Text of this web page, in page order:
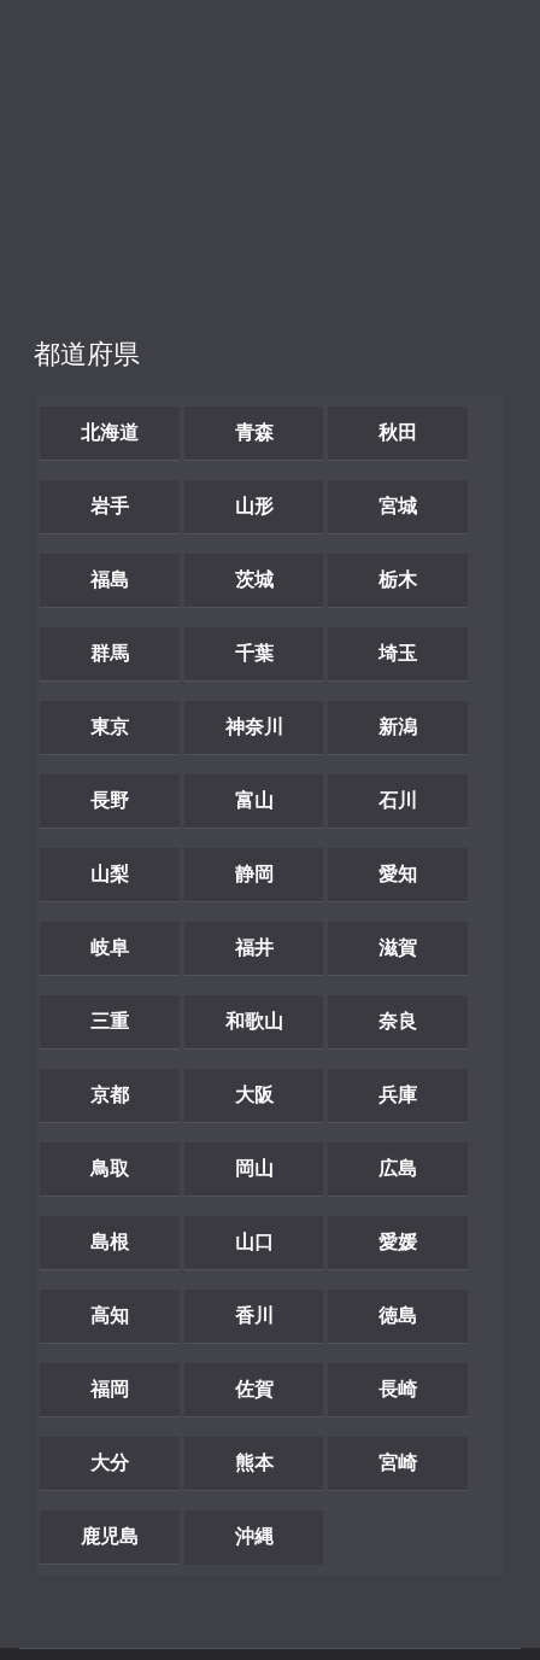
都道府県
北海道 青森 秋田
岩手 山形 宮城
福島 茨城 栃木
群馬 千葉 埼玉
東京 神奈川 新潟
長野 富山 石川
山梨 静岡 愛知
岐阜 福井 滋賀
三重 和歌山 奈良
京都 大阪 兵庫
鳥取 岡山 広島
島根 山口 愛媛
高知 香川 徳島
福岡 佐賀 長崎
大分 熊本 宮崎
鹿児島 沖縄